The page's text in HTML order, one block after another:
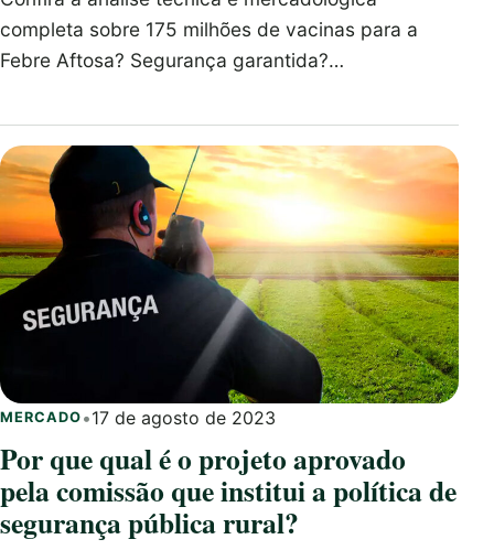
completa sobre 175 milhões de vacinas para a
Febre Aftosa? Segurança garantida?…
MERCADO •17 de agosto de 2023
Por que qual é o projeto aprovado
pela comissão que institui a política de
segurança pública rural?